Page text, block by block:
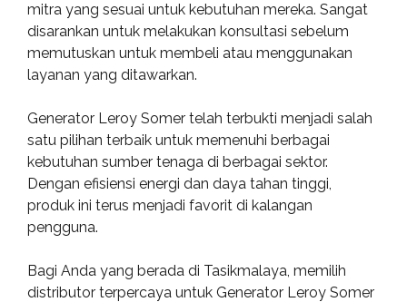
mitra yang sesuai untuk kebutuhan mereka. Sangat
disarankan untuk melakukan konsultasi sebelum
memutuskan untuk membeli atau menggunakan
layanan yang ditawarkan.
Generator Leroy Somer telah terbukti menjadi salah
satu pilihan terbaik untuk memenuhi berbagai
kebutuhan sumber tenaga di berbagai sektor.
Dengan efisiensi energi dan daya tahan tinggi,
produk ini terus menjadi favorit di kalangan
pengguna.
Bagi Anda yang berada di Tasikmalaya, memilih
distributor terpercaya untuk Generator Leroy Somer